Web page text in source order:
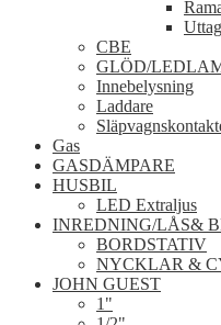
Uttag
CBE
GLÖD/
Innebelysning
Laddare
Gas
GASDÄMPARE
HUSBIL
LED Extraljus
INREDNING/LÅS&
BORDSTATIV
NYCKLAR &
JOHN GUEST
1"